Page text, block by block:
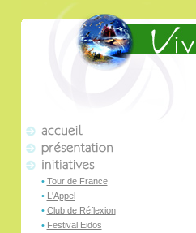
• Tour de France
• L'Appel
• Club de Réflexion
• Festival Eidos